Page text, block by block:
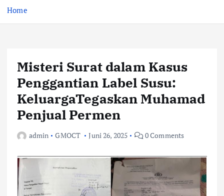
Home
Misteri Surat dalam Kasus
Penggantian Label Susu:
KeluargaTegaskan Muhamad
Penjual Permen
admin GMOCT Juni 26, 2025 0 Comments